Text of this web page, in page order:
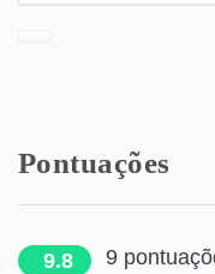
Pontuações
9.8 9